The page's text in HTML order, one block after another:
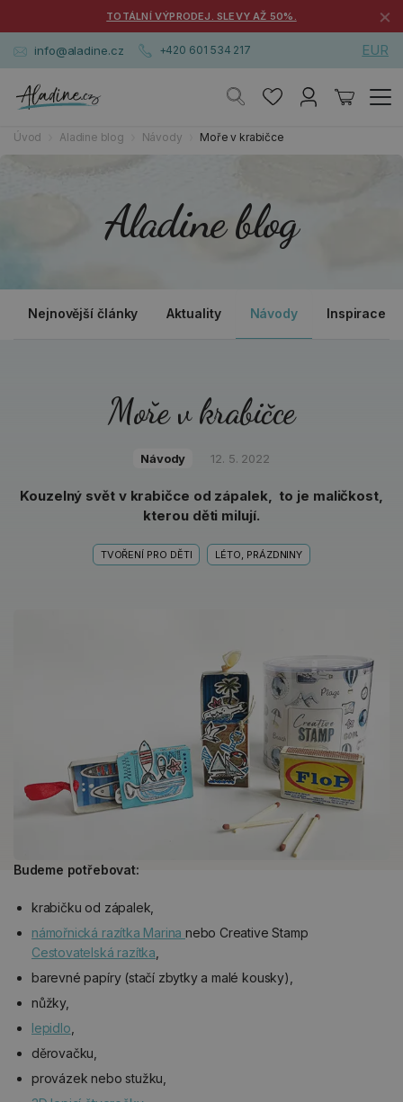
TOTÁLNÍ VÝPRODEJ. SLEVY AŽ 50%. ×
info@aladine.cz +420 601 534 217 EUR
Úvod Aladine blog Návody Moře v krabičce
Aladine blog
Nejnovější články Aktuality Návody Inspirace a
Moře v krabičce
Návody 12. 5. 2022
Kouzelný svět v krabičce od zápalek, to je maličkost,
kterou děti milují.
TVOŘENÍ PRO DĚTI LÉTO, PRÁZDNINY
Budeme potřebovat:
krabičku od zápalek,
námořnická razítka Marinanebo Creative Stamp
Cestovatelská razítka
barevné papíry (stačí zbytky a malé kousky),
nůžky,
lepidlo
děrovačku,
provázek nebo stužku,